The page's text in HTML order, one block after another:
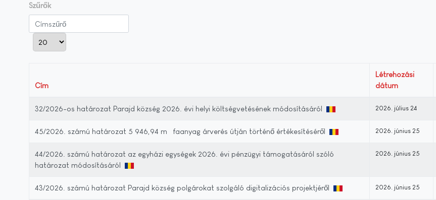
Szűrők
Címszűrő
Tételek #
Cím
Létrehozási
dátum
32/2026-os határozat Parajd község 2026. évi helyi költségvetésének módosításáról 2026. július 24
45/2026. számú határozat 5 946,94 m³ faanyag árverés útján történő értékesítéséről 2026. június 25
44/2026. számú határozat az egyházi egységek 2026. évi pénzügyi támogatásáról szóló
határozat módosításáról
2026. június 25
43/2026. számú határozat Parajd község polgárokat szolgáló digitalizációs projektjéről 2026. június 25